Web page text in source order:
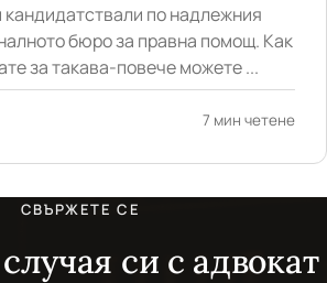
кандидатствали по надлежния
бюро за правна помощ. Как
за такава-повече можете ...
7 мин четене
СВЪРЖЕТЕ СЕ
си с адвокат